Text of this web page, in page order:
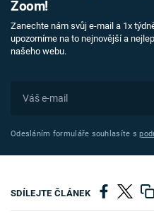
Zoom!
Zanechte nám svůj e-mail a 1x
upozorníme na to nejnovější a
našeho webu.
Odesláním formuláře souhlasíte s
SDÍLEJTE ČLÁNEK